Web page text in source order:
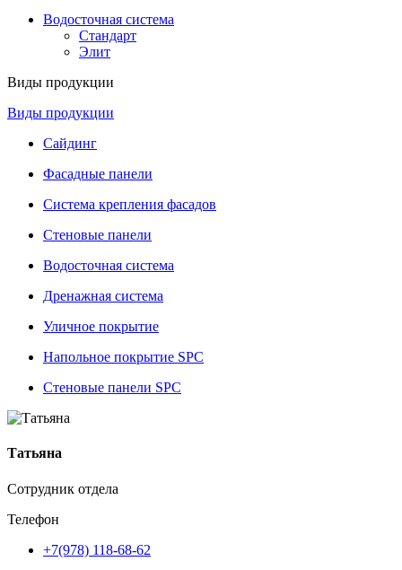
Водосточная система
Стандарт
Элит
Виды продукции
Виды продукции
Сайдинг
Фасадные панели
Система крепления фасадов
Стеновые панели
Водосточная система
Дренажная система
Уличное покрытие
Напольное покрытие SPC
Стеновые панели SPC
Татьяна
Сотрудник отдела
Телефон
+7(978) 118-68-62